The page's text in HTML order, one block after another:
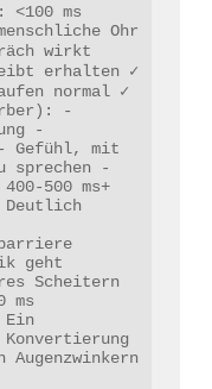
<100 ms
Ohr
wirkt
erhalten ✓
normal ✓
-
-
- Gefühl, mit
sprechen -
500 ms+
geht
Scheitern
ms
Ein
Konvertierung
Augenzwinkern
Indonesia
Việt